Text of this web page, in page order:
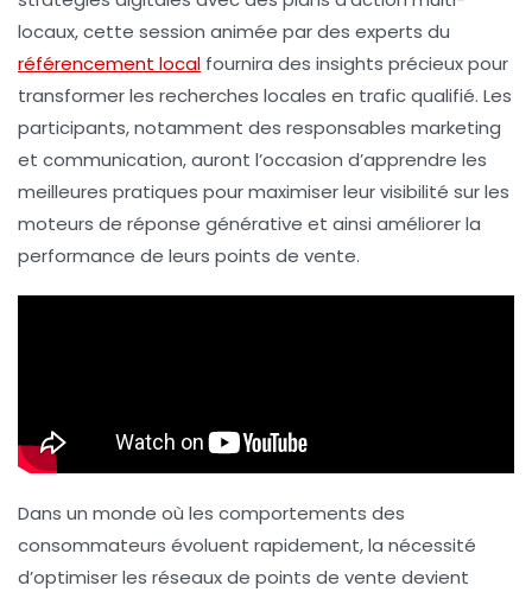
locaux, cette session animée par des experts du
référencement local fournira des insights précieux pour
transformer les recherches locales en trafic qualifié. Les
participants, notamment des responsables marketing
et communication, auront l’occasion d’apprendre les
meilleures pratiques pour maximiser leur visibilité sur les
moteurs de réponse générative et ainsi améliorer la
performance de leurs points de vente.
Dans un monde où les comportements des
consommateurs évoluent rapidement, la nécessité
d’optimiser les réseaux de points de vente devient